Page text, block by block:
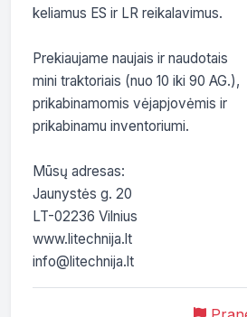
keliamus ES ir LR reikalavimus.
Prekiaujame naujais ir naudotais
mini traktoriais (nuo 10 iki 90 AG.),
prikabinamomis vėjapjovėmis ir
prikabinamu inventoriumi.
Mūsų adresas:
Jaunystės g. 20
LT-02236 Vilnius
www.litechnija.lt